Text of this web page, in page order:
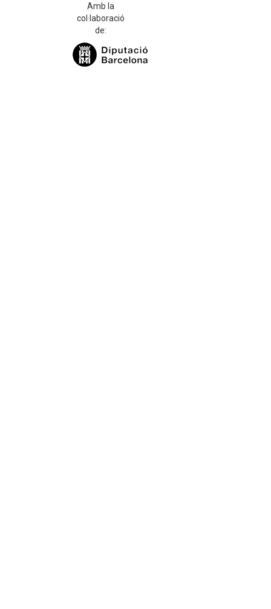
Amb la
col·laboració
de: